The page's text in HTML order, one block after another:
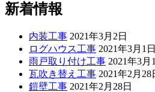
新着情報
内装工事 2021年3月2日
ログハウス工事 2021年3月1日
雨戸取り付け工事 2021年3月
瓦吹き替え工事 2021年2月28
鎧壁工事 2021年2月28日